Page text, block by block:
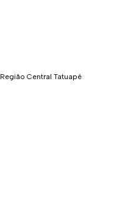
Região Central Tatuapé